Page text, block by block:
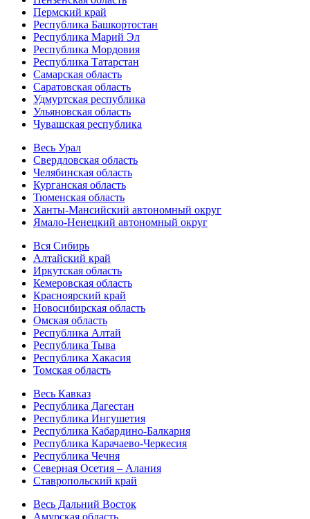
Пермский край
Республика Башкортостан
Республика Марий Эл
Республика Мордовия
Республика Татарстан
Самарская область
Саратовская область
Удмуртская республика
Ульяновская область
Чувашская республика
Весь Урал
Свердловская область
Челябинская область
Курганская область
Тюменская область
Ханты-Мансийский автономный округ
Ямало-Ненецкий автономный округ
Вся Сибирь
Алтайский край
Иркутская область
Кемеровская область
Красноярский край
Новосибирская область
Омская область
Республика Алтай
Республика Тыва
Республика Хакасия
Томская область
Весь Кавказ
Республика Дагестан
Республика Ингушетия
Республика Кабардино-Балкария
Республика Карачаево-Черкесия
Республика Чечня
Северная Осетия – Алания
Ставропольский край
Весь Дальний Восток
Амурская область